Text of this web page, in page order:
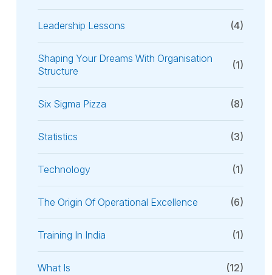
Leadership Lessons (4)
Shaping Your Dreams With Organisation
Structure
(1)
Six Sigma Pizza (8)
Statistics (3)
Technology (1)
The Origin Of Operational Excellence (6)
Training In India (1)
What Is (12)